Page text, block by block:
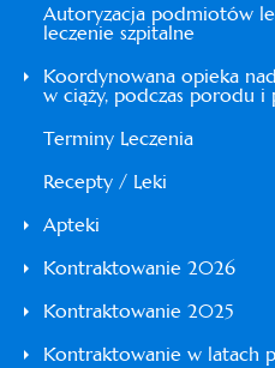
Autoryzacja podmiotów
leczenie szpitalne
Koordynowana opieka
w ciąży, podczas porodu i
Terminy Leczenia
Recepty / Leki
Apteki
Kontraktowanie 2026
Kontraktowanie 2025
Kontraktowanie w latach